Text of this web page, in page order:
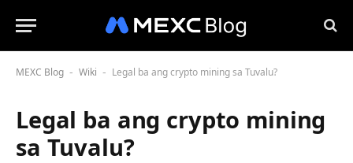
MEXC Blog - Wiki - Legal ba ang crypto mining sa Tuvalu?
Legal ba ang crypto mining
sa Tuvalu?